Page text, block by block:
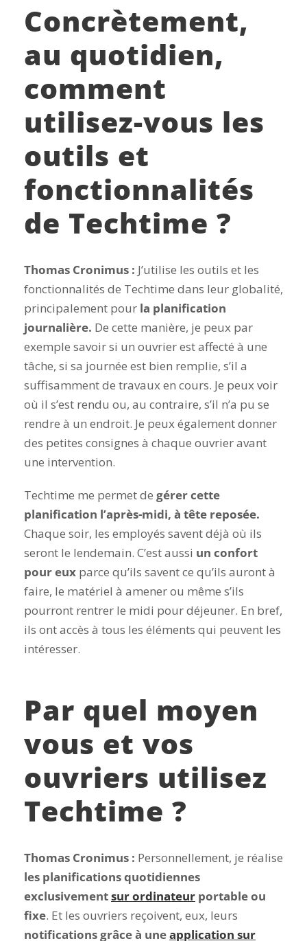
Concrètement,
au quotidien,
comment
utilisez-vous les
outils et
fonctionnalités
de Techtime ?
Thomas Cronimus : J’utilise les outils et les
fonctionnalités de Techtime dans leur globalité,
principalement pour la planification
journalière. De cette manière, je peux par
exemple savoir si un ouvrier est affecté à une
tâche, si sa journée est bien remplie, s’il a
suffisamment de travaux en cours. Je peux voir
où il s’est rendu ou, au contraire, s’il n’a pu se
rendre à un endroit. Je peux également donner
des petites consignes à chaque ouvrier avant
une intervention.
Techtime me permet de gérer cette
planification l’après-midi, à tête reposée.
Chaque soir, les employés savent déjà où ils
seront le lendemain. C’est aussi un confort
pour eux parce qu’ils savent ce qu’ils auront à
faire, le matériel à amener ou même s’ils
pourront rentrer le midi pour déjeuner. En bref,
ils ont accès à tous les éléments qui peuvent les
intéresser.
Par quel moyen
vous et vos
ouvriers utilisez
Techtime ?
Thomas Cronimus : Personnellement, je réalise
les planifications quotidiennes
exclusivementsur ordinateur portable ou
fixe. Et les ouvriers reçoivent, eux, leurs
notifications grâce à uneapplication sur